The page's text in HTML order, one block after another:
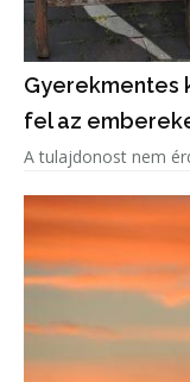
Gyerekmentes
fel az
A tulajdonost nem